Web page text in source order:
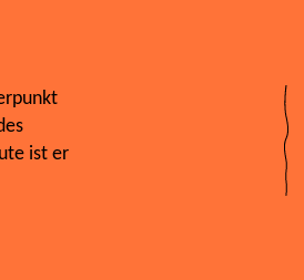
ist er